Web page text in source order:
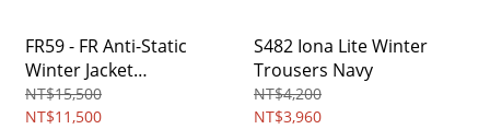
FR59 - FR Anti-Static
Winter Jacket
Navy/Orange
NT$15,500
NT$11,500
S482 Iona Lite Winter
Trousers Navy
NT$4,200
NT$3,960